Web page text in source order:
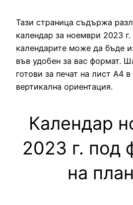
Тази страница съдържа
календар за ноември 2023 г.
календарите може да бъде
във удобен за вас формат.
готови за печат на лист А4
вертикална ориентация.
Календар
2023 г. под
на